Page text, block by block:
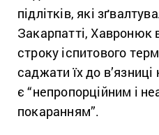
підлітків, які
Закарпатті, Хавронюк
строку іспитового
саджати їх до
є “непропорційним і
покаранням”.